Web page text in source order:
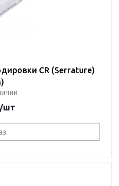
CR (Serrature)
/шт